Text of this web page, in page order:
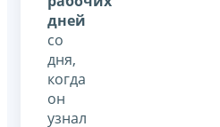
дней
со
дня,
когда
он
узнал